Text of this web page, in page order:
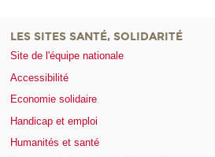
LES SITES SANTÉ, SOLIDARITÉ
Site de l'équipe nationale
Accessibilité
Economie solidaire
Handicap et emploi
Humanités et santé